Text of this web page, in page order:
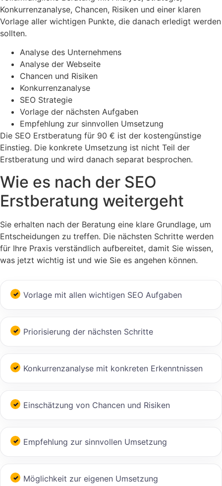
Konkurrenzanalyse, Chancen, Risiken und einer klaren
Vorlage aller wichtigen Punkte, die danach erledigt werden
sollten.
Analyse des Unternehmens
Analyse der Webseite
Chancen und Risiken
Konkurrenzanalyse
SEO Strategie
Vorlage der nächsten Aufgaben
Empfehlung zur sinnvollen Umsetzung
Die SEO Erstberatung für 90 € ist der kostengünstige
Einstieg. Die konkrete Umsetzung ist nicht Teil der
Erstberatung und wird danach separat besprochen.
Wie es nach der SEO
Erstberatung weitergeht
Sie erhalten nach der Beratung eine klare Grundlage, um
Entscheidungen zu treffen. Die nächsten Schritte werden
für Ihre Praxis verständlich aufbereitet, damit Sie wissen,
was jetzt wichtig ist und wie Sie es angehen können.
Vorlage mit allen wichtigen SEO Aufgaben
Priorisierung der nächsten Schritte
Konkurrenzanalyse mit konkreten Erkenntnissen
Einschätzung von Chancen und Risiken
Empfehlung zur sinnvollen Umsetzung
Möglichkeit zur eigenen Umsetzung